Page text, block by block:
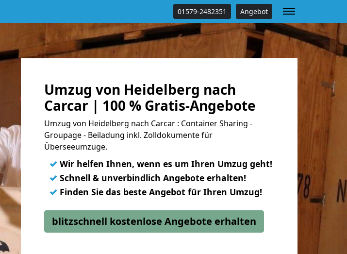
01579-2482351 Angebot
Umzug von Heidelberg nach
Carcar | 100 % Gratis-Angebote
Umzug von Heidelberg nach Carcar : Container Sharing -
Groupage - Beiladung inkl. Zolldokumente für
Überseeumzüge.
✓ Wir helfen Ihnen, wenn es um Ihren Umzug geht!
✓ Schnell & unverbindlich Angebote erhalten!
✓ Finden Sie das beste Angebot für Ihren Umzug!
blitzschnell kostenlose Angebote erhalten